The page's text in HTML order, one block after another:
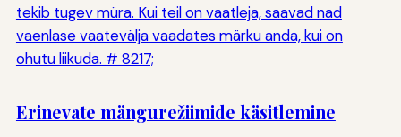
tekib tugev müra. Kui teil on vaatleja, saavad nad
vaenlase vaatevälja vaadates märku anda, kui on
ohutu liikuda. # 8217;
Erinevate mängurežiimide käsitlemine